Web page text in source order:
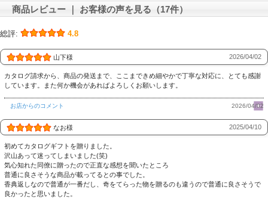
商品レビュー ｜ お客様の声を見る（17件）
総評: 4.8
山下様 2026/04/02
カタログ請求から、商品の発送まで、ここまできめ細やかで丁寧な対応に、とても感謝
しています。また何か機会があればよろしくお願いします。
お店からのコメント 2026/04/02
なお様 2025/04/10
初めてカタログギフトを贈りました。
沢山あって迷ってしまいました(笑)
気心知れた同僚に贈ったので正直な感想を聞いたところ
普通に良さそうな商品が載ってるとの事でした。
香典返しなので普通が一番だし、奇をてらった物を贈るのも違うので普通に良さそうで
良かったと思いました。